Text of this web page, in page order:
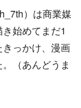
）は商業媒
始めてまだ1
っかけ、漫画
（あんどうま